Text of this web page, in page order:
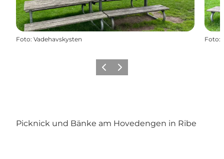
Foto: Vadehavskysten Foto:
ZurückWeiter
Picknick und Bänke am Hovedengen in Ribe